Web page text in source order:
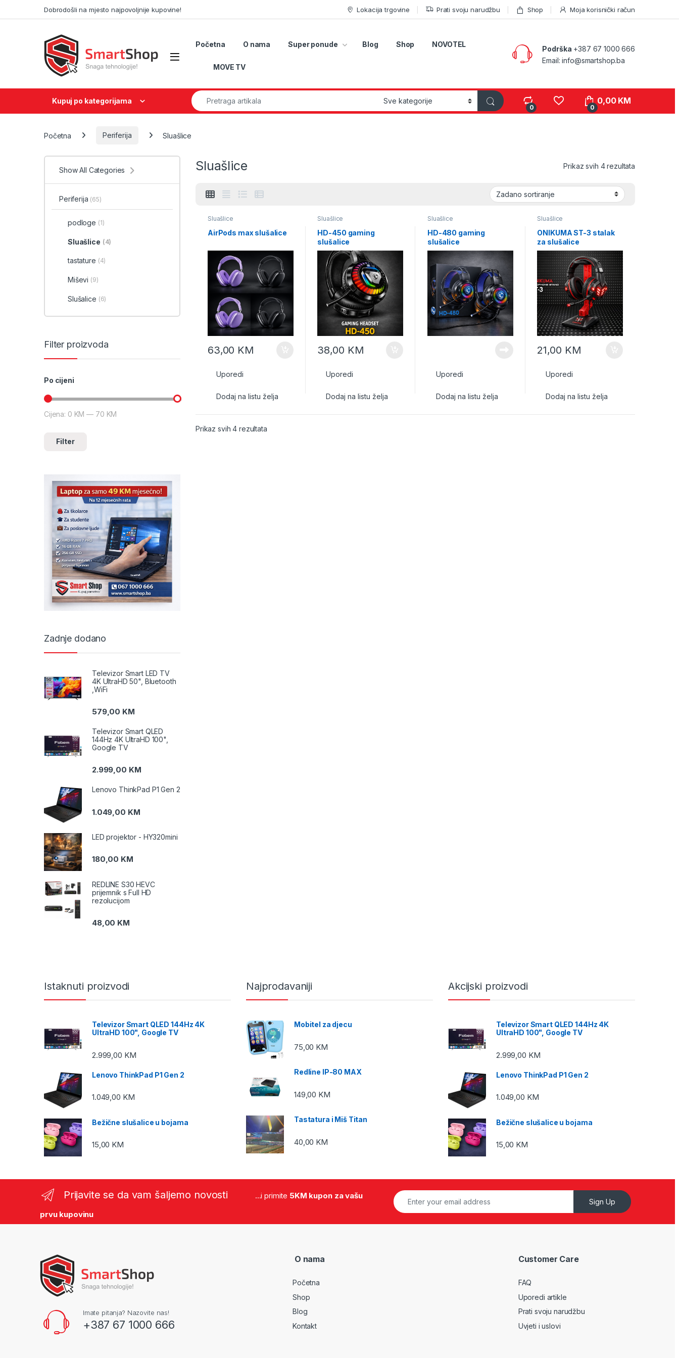
Dobrodošli na mjesto najpovoljnije kupovine! Lokacija trgovine Prati svoju narudžbu Shop Moja korisnički račun
Početna O nama Super ponude Blog Shop NOVOTEL
MOVE TV
Podrška +387 67 1000 666
Email: info@smartshop.ba
Kupuj po kategorijama
Search for:
0 0
0,00 KM
Početna Periferija Sluašlice
Sluašlice Prikaz svih 4 rezultata
Sluašlice
AirPods max slušalice
63,00 KM
Uporedi
Dodaj na listu želja
Sluašlice
HD-450 gaming
slušalice
38,00 KM
Uporedi
Dodaj na listu želja
Sluašlice
HD-480 gaming
slušalice
Uporedi
Dodaj na listu želja
Sluašlice
ONIKUMA ST-3 stalak
za slušalice
21,00 KM
Uporedi
Dodaj na listu želja
Prikaz svih 4 rezultata
Show All Categories
Periferija (65)
podloge (1)
Sluašlice (4)
tastature (4)
Miševi (9)
Slušalice (6)
Filter proizvoda
Po cijeni
Minimalna cijena
Maksimalna cijena
Filter
Cijena: 0 KM — 70 KM
Zadnje dodano
Televizor Smart LED TV
4K UltraHD 50", Bluetooth
,WiFi
579,00 KM
Televizor Smart QLED
144Hz 4K UltraHD 100",
Google TV
2.999,00 KM
Lenovo ThinkPad P1 Gen 2
1.049,00 KM
LED projektor - HY320mini
180,00 KM
REDLINE S30 HEVC
prijemnik s Full HD
rezolucijom
48,00 KM
Istaknuti proizvodi
Televizor Smart QLED 144Hz 4K
UltraHD 100", Google TV
2.999,00 KM
Lenovo ThinkPad P1 Gen 2
1.049,00 KM
Bežične slušalice u bojama
15,00 KM
Najprodavaniji
Mobitel za djecu
75,00 KM
Redline IP-80 MAX
149,00 KM
Tastatura i Miš Titan
40,00 KM
Akcijski proizvodi
Televizor Smart QLED 144Hz 4K
UltraHD 100", Google TV
2.999,00 KM
Lenovo ThinkPad P1 Gen 2
1.049,00 KM
Bežične slušalice u bojama
15,00 KM
Prijavite se da vam šaljemo novosti ...i primite 5KM kupon za vašu
prvu kupovinu
Sign Up
Imate pitanja? Nazovite nas!
+387 67 1000 666
O nama
Početna
Shop
Blog
Kontakt
Customer Care
FAQ
Uporedi artikle
Prati svoju narudžbu
Uvjeti i uslovi